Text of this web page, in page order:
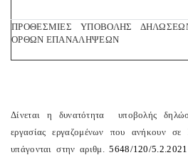
ΠΡΟΘΕΣΜΙΕΣ ΥΠΟΒΟΛΗΣ
ΟΡΘΩΝ ΕΠΑΝΑΛΗΨΕΩΝ
Δίνεται η δυνατότητα υποβολής
εργασίας εργαζομένων που ανήκουν σε
υπάγονται στην αριθμ.5648/120/5.2.2021